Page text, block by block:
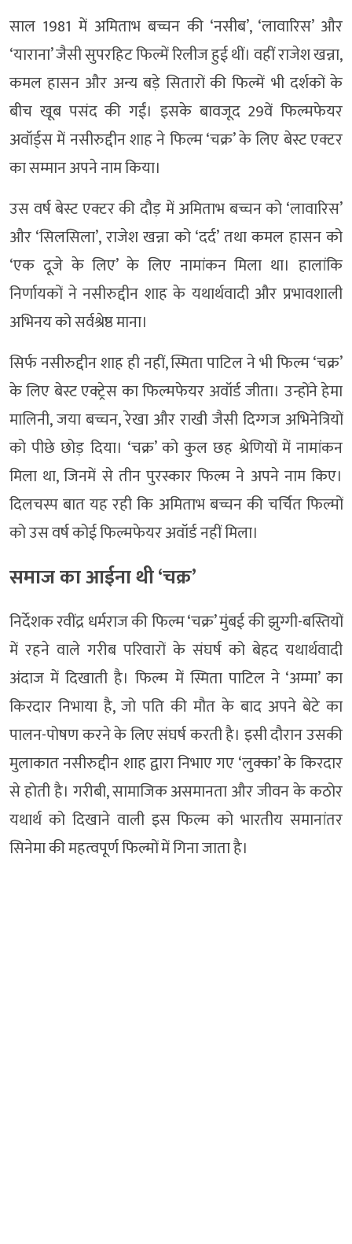
साल 1981 में अमिताभ बच्चन की ‘नसीब’, ‘लावारिस’ और
‘याराना’ जैसी सुपरहिट फिल्में रिलीज हुई थीं। वहीं राजेश खन्ना,
कमल हासन और अन्य बड़े सितारों की फिल्में भी दर्शकों के
बीच खूब पसंद की गईं। इसके बावजूद 29वें फिल्मफेयर
अवॉर्ड्स में नसीरुद्दीन शाह ने फिल्म ‘चक्र’ के लिए बेस्ट एक्टर
का सम्मान अपने नाम किया।
उस वर्ष बेस्ट एक्टर की दौड़ में अमिताभ बच्चन को ‘लावारिस’
और ‘सिलसिला’, राजेश खन्ना को ‘दर्द’ तथा कमल हासन को
‘एक दूजे के लिए’ के लिए नामांकन मिला था। हालांकि
निर्णायकों ने नसीरुद्दीन शाह के यथार्थवादी और प्रभावशाली
अभिनय को सर्वश्रेष्ठ माना।
सिर्फ नसीरुद्दीन शाह ही नहीं, स्मिता पाटिल ने भी फिल्म ‘चक्र’
के लिए बेस्ट एक्ट्रेस का फिल्मफेयर अवॉर्ड जीता। उन्होंने हेमा
मालिनी, जया बच्चन, रेखा और राखी जैसी दिग्गज अभिनेत्रियों
को पीछे छोड़ दिया। ‘चक्र’ को कुल छह श्रेणियों में नामांकन
मिला था, जिनमें से तीन पुरस्कार फिल्म ने अपने नाम किए।
दिलचस्प बात यह रही कि अमिताभ बच्चन की चर्चित फिल्मों
को उस वर्ष कोई फिल्मफेयर अवॉर्ड नहीं मिला।
समाज का आईना थी ‘चक्र’
निर्देशक रवींद्र धर्मराज की फिल्म ‘चक्र’ मुंबई की झुग्गी-बस्तियों
में रहने वाले गरीब परिवारों के संघर्ष को बेहद यथार्थवादी
अंदाज में दिखाती है। फिल्म में स्मिता पाटिल ने ‘अम्मा’ का
किरदार निभाया है, जो पति की मौत के बाद अपने बेटे का
पालन-पोषण करने के लिए संघर्ष करती है। इसी दौरान उसकी
मुलाकात नसीरुद्दीन शाह द्वारा निभाए गए ‘लुक्का’ के किरदार
से होती है। गरीबी, सामाजिक असमानता और जीवन के कठोर
यथार्थ को दिखाने वाली इस फिल्म को भारतीय समानांतर
सिनेमा की महत्वपूर्ण फिल्मों में गिना जाता है।